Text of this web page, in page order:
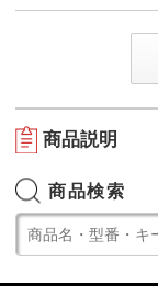
商品説明
商品検索